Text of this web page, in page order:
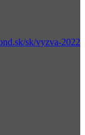
sk/vyzva-2022